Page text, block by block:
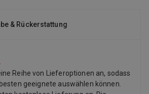
& Rückerstattung
Reihe von Lieferoptionen an, sodass
geeignete auswählen können.